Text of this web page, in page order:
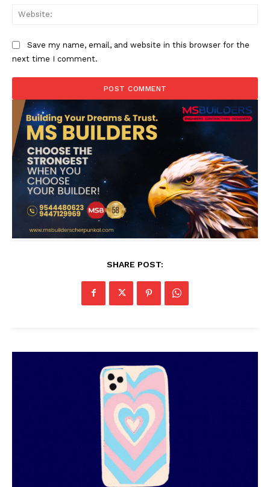
Save my name, email, and website in this browser for the
next time I comment.
SHARE POST: